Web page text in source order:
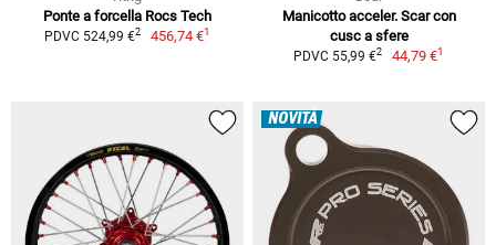
Ponte a forcella Rocs Tech
PDVC 524,99 €2 456,74 €1
Manicotto acceler. Scar con
cusc a sfere
PDVC 55,99 €2 44,79 €1
NOVITÀ